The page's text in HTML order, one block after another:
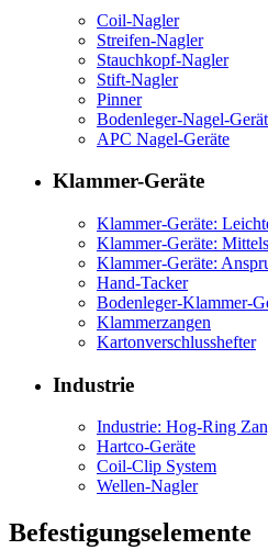
Coil-Nagler
Streifen-Nagler
Stauchkopf-Nagler
Stift-Nagler
Pinner
Bodenleger-Nagel-
APC Nagel-Geräte
Klammer-Geräte
Klammer-Geräte:
Klammer-Geräte:
Klammer-Geräte:
Hand-Tacker
Bodenleger-Klammer-
Klammerzangen
Kartonverschlusshefter
Industrie
Industrie: Hog-Ring
Hartco-Geräte
Coil-Clip System
Wellen-Nagler
Befestigungselemente